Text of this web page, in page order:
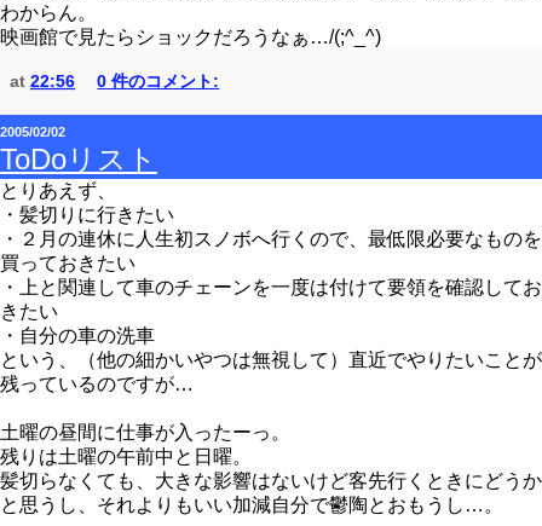
わからん。
映画館で見たらショックだろうなぁ…/(;^_^)
at 22:56 0 件のコメント:
2005/02/02
ToDoリスト
とりあえず、
・髪切りに行きたい
・２月の連休に人生初スノボへ行くので、最低限必要なものを
買っておきたい
・上と関連して車のチェーンを一度は付けて要領を確認してお
きたい
・自分の車の洗車
という、（他の細かいやつは無視して）直近でやりたいことが
残っているのですが…
土曜の昼間に仕事が入ったーっ。
残りは土曜の午前中と日曜。
髪切らなくても、大きな影響はないけど客先行くときにどうか
と思うし、それよりもいい加減自分で鬱陶とおもうし…。